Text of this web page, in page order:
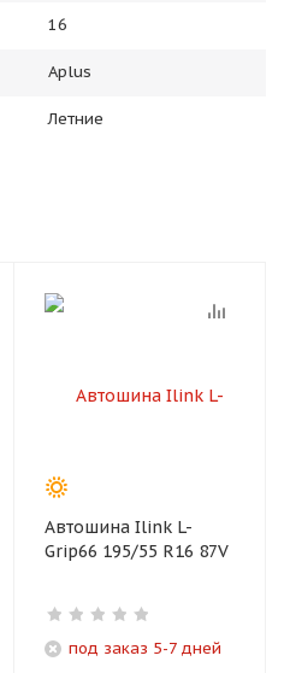
16
Aplus
Летние
Автошина Ilink L-
Grip66 195/55 R16 87V
под заказ 5-7 дней